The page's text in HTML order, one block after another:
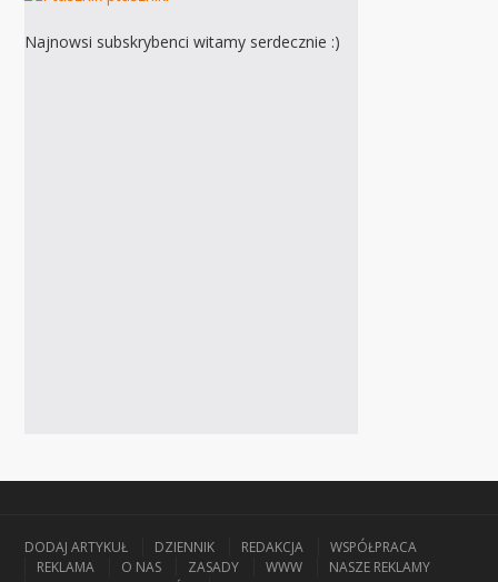
Najnowsi subskrybenci witamy serdecznie :)
DODAJ ARTYKUŁ DZIENNIK REDAKCJA
WSPÓŁPRACA
REKLAMA
O NAS ZASADY WWW
NASZE REKLAMY